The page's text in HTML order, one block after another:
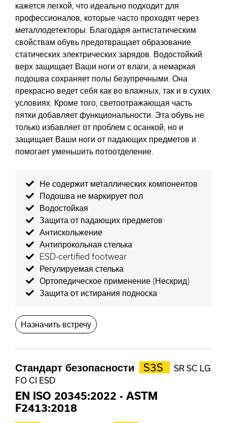
кажется легкой, что идеально подходит для
профессионалов, которые часто проходят через
металлодетекторы. Благодаря антистатическим
свойствам обувь предотвращает образование
статических электрических зарядов. Водостойкий
верх защищает Ваши ноги от влаги, а немаркая
подошва сохраняет полы безупречными. Она
прекрасно ведет себя как во влажных, так и в сухих
условиях. Кроме того, светоотражающая часть
пятки добавляет функциональности. Эта обувь не
только избавляет от проблем с осанкой, но и
защищает Ваши ноги от падающих предметов и
помогает уменьшить потоотделение.
Не содержит металлических компонентов
Подошва не маркирует пол
Водостойкая
Защита от падающих предметов
Антискольжение
Антипрокольная стелька
ESD-certified footwear
Регулируемая стелька
Ортопедическое применение (Нескрид)
Защита от истирания подноска
Назначить встречу
Стандарт безопасности S3S
SR SC LG
FO CI ESD
EN ISO 20345:2022 - ASTM
F2413:2018